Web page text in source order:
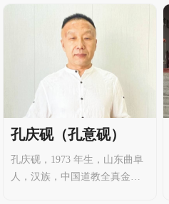
派鲁梅法师门下。潜心清修，
持守戒律，晨钟暮鼓，勤习不
辍。于《道德经》、《南华
经》、《阴符经》、《易经》
等道家典籍用功尤深，体悟“道
法自然”之真谛。常年习练道家
内丹养生功法、太极导引，调
和身心，涵养性命。姓名：王
嘉棋法名：王法俊师承：鲁梅
法师城市：广安字号：尧
孔庆砚（孔意砚）
孔庆砚，1973 年生，山东曲阜
人，汉族，中国道教全真金山